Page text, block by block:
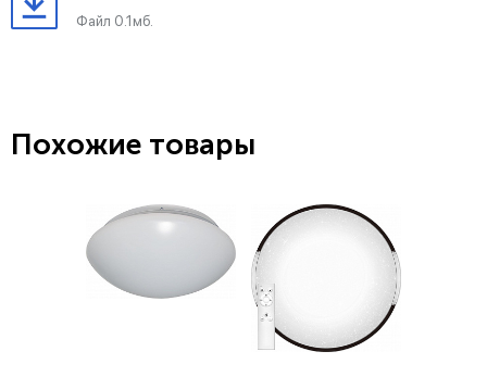
Файл 0.1мб.
Похожие товары